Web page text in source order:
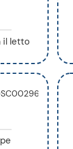
il letto